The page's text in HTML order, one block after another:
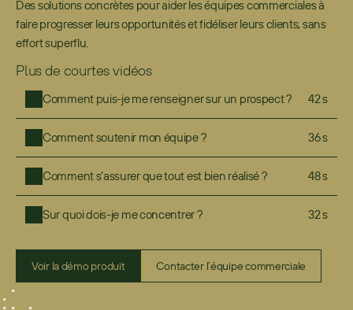
Des solutions concrètes pour aider les équipes commerciales à
faire progresser leurs opportunités et fidéliser leurs clients, sans
effort superflu.
Plus de courtes vidéos
Comment puis-je me renseigner sur un prospect ? 42 s
Comment soutenir mon équipe ? 36 s
Comment s’assurer que tout est bien réalisé ? 48 s
Sur quoi dois-je me concentrer ? 32 s
Voir la démo produit Contacter l’équipe commerciale